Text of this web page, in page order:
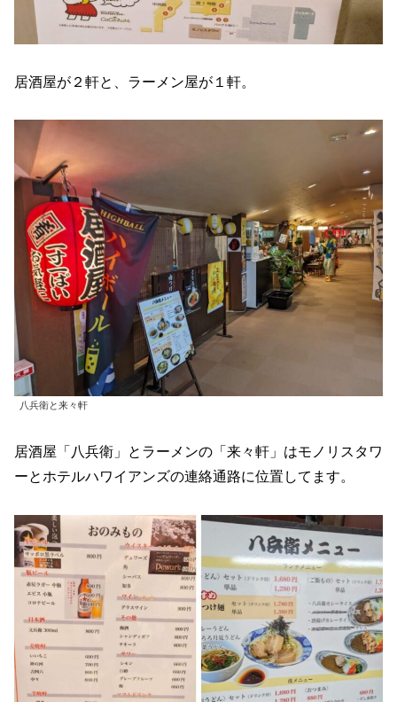
居酒屋が２軒と、ラーメン屋が１軒。
八兵衛と来々軒
居酒屋「八兵衛」とラーメンの「来々軒」はモノリスタワ
ーとホテルハワイアンズの連絡通路に位置してます。